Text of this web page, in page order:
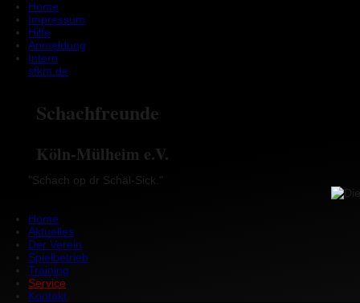
Home
Impressum
Hilfe
Anmeldung
Intern
sfkm.de
Schachfreunde
Köln-Mülheim e.V.
"Schach op dr Schäl-Sick."
Home
Aktuelles
Der Verein
Spielbetrieb
Training
Service
Kontakt